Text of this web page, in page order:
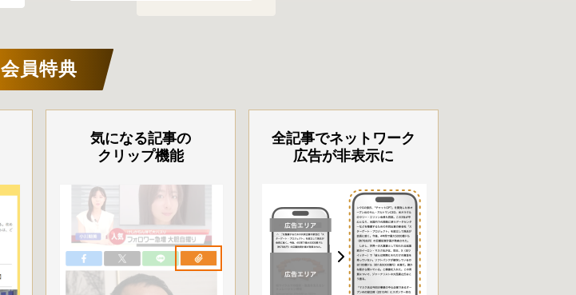
会員特典
気になる記事の
クリップ機能
全記事でネットワーク
広告が非表示に